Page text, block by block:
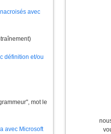
avec
définition et/ou
mot le
avec Microsoft